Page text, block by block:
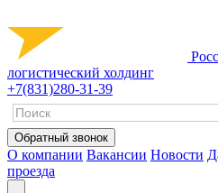
логистический холдинг
+7(831)280-31-39
Обратный звонок
О компании Вакансии Новости
проезда